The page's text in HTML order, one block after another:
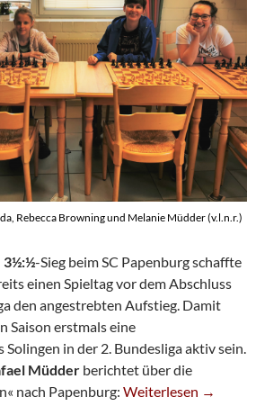
Rebecca Browning und Melanie Müdder (v.l.n.r.)
3½:½-Sieg beim SC Papenburg schaffte
einen Spieltag vor dem Abschluss
den angestrebten Aufstieg. Damit
Saison erstmals eine
Solingen in der 2. Bundesliga aktiv sein.
Müdder berichtet über die
nach Papenburg: Damenteam Schafft
Weiterlesen →